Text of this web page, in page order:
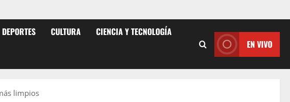
DEPORTES CULTURA CIENCIA Y TECNOLOGÍA
EN VIVO
limpios